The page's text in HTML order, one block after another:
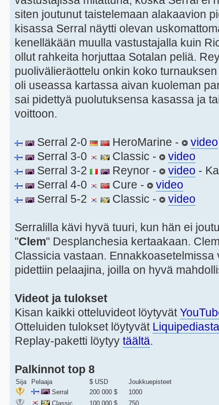
siten joutunut taistelemaan alakaavion
kisassa Serral näytti olevan
kenelläkään muulla vastustajalla kuin
ollut rahkeita horjuttaa Sotalan peliä.
puolivälieräottelu onkin koko
oli useassa kartassa aivan kuoleman
sai pidettyä puolutuksensa kasassa ja
voittoon.
Serral 2-0 HeroMarine -
video
Serral 3-0
Classic -
video
Serral 3-2
Reynor - video -
Serral 4-0
Cure -
video
Serral 5-2
Classic - video
Serralilla kävi hyvä tuuri, kun hän ei
"Clem" Desplanchesia kertaakaan.
Classicia vastaan. Ennakkoasetelmissa
pidettiin pelaajina, joilla on hyvä
Videot ja tulokset
Kisan kaikki otteluvideot löytyvät
Otteluiden tulokset löytyvät Liquipediasta
Replay-paketti löytyy täältä.
Palkinnot top 8
Sija Pelaaja $ USD
Joukkuepisteet
Serral
200 000 $
1000
Classic
100 000 $
750